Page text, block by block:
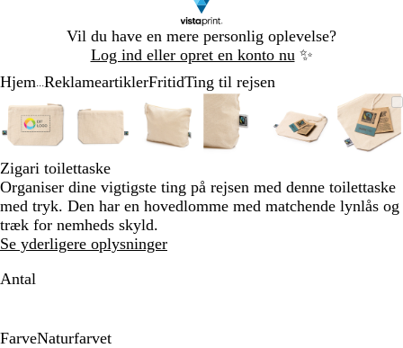
Vil du have en mere personlig oplevelse?
Log ind eller opret en konto nu ✨
1
Hjem ReklameartiklerFritidTing til rejsen
Zoombart
billede
Zoomet
til
minimum
Klik
for
at
Brug
tasterne
plus
minus
til
at
zoome
og
piletasterne
til
Zoombart
Zoomet
minimum
tasterne
plus
minus
til
at
zoome
og
Zoombart
billede
Zoomet
til
minimum
for
at
tasterne
plus
til
at
og
Zoombart
billede
Zoomet
til
minimum
Klik
for
at
Brug
tasterne
plus
til
at
Zoombart
billede
Zoomet
til
minimum
for
at
tasterne
plus
til
at
til
Klik
for
at
Brug
plus
og
til
at
af
Zigari toilettaske
Organiser dine vigtigste ting på rejsen med denne toilettaske
med tryk. Den har en hovedlomme med matchende lynlås og
træk for nemheds skyld.
Se yderligere oplysninger
Antal
FarveNaturfarvet